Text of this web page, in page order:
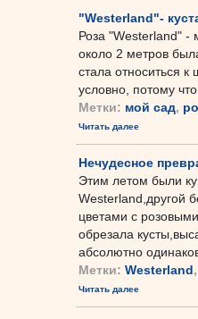
"Westerland"-
Роза "Westerland" -
около 2 метров
стала относиться
условно, потому
Метки: мой сад,
Читать далее
Нeчудесное
Этим летом были
Westerland,другой
цветами с
обрезала
абсолютно
Метки: Westerland
Читать далее